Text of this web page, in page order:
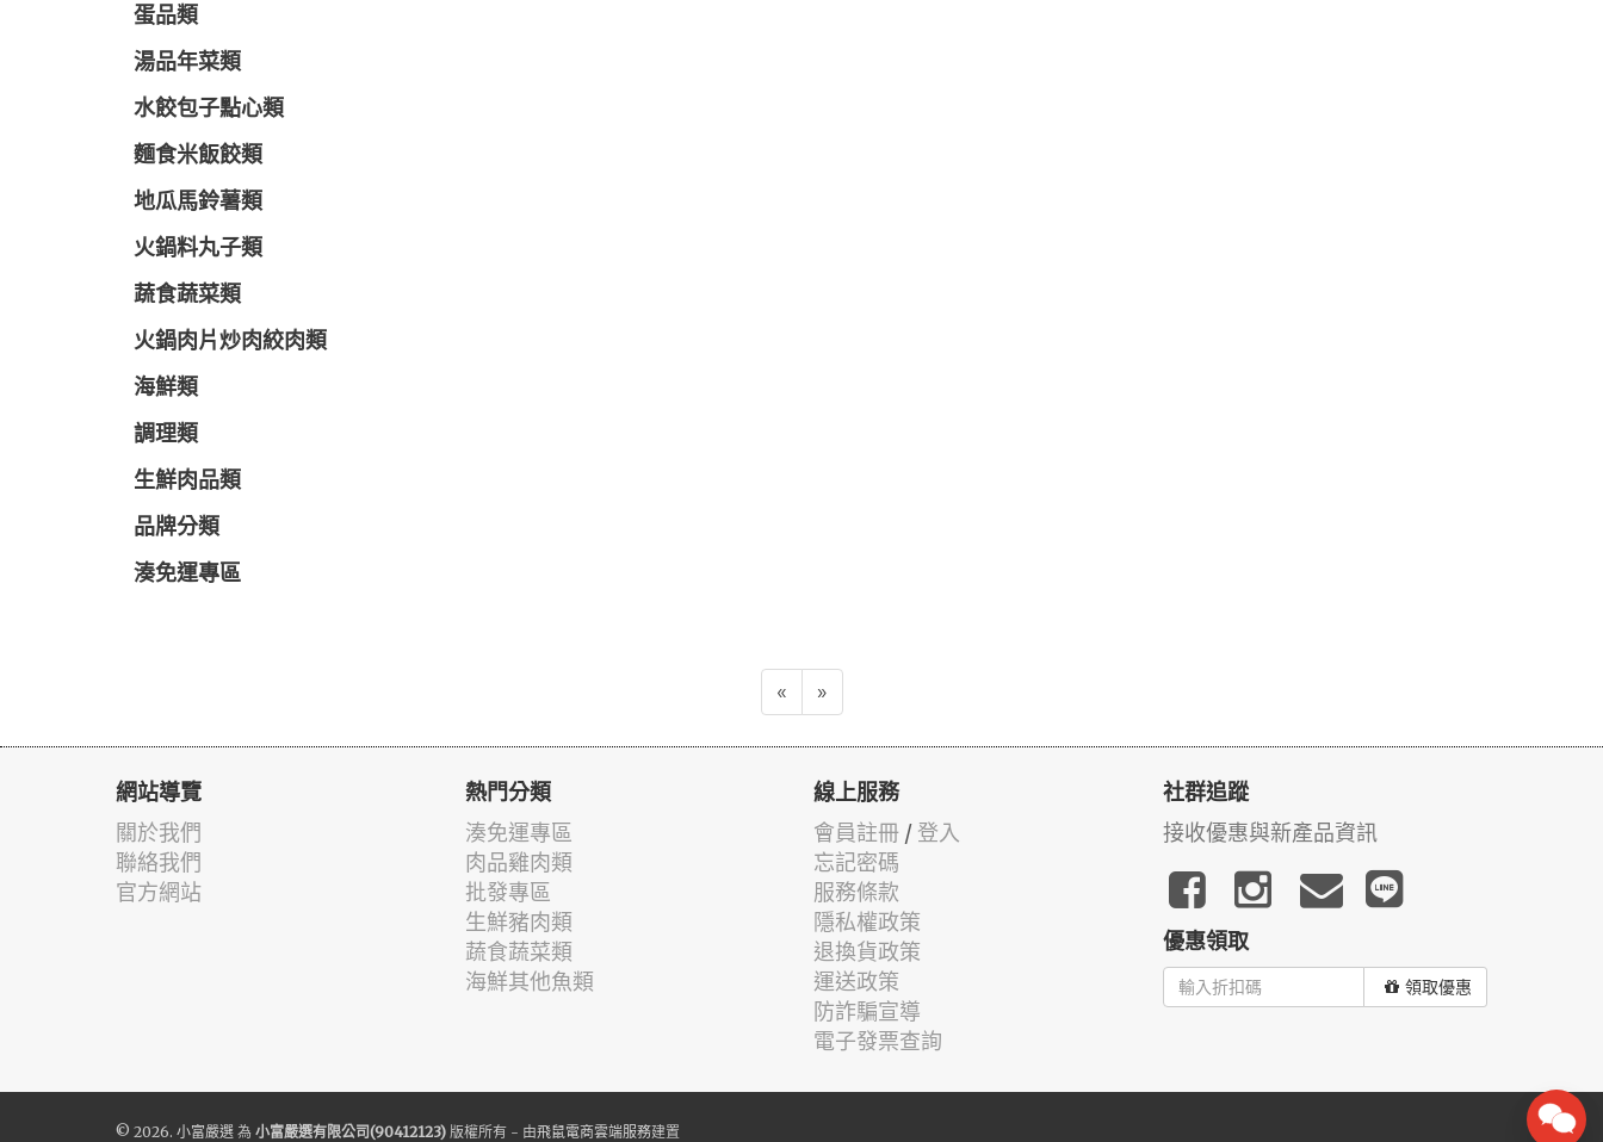
蛋品類
湯品年菜類
水餃包子點心類
麵食米飯餃類
地瓜馬鈴薯類
火鍋料丸子類
蔬食蔬菜類
火鍋肉片炒肉絞肉類
海鮮類
調理類
生鮮肉品類
品牌分類
湊免運專區
« »
網站導覽
關於我們
聯絡我們
官方網站
熱門分類
湊免運專區
肉品雞肉類
批發專區
生鮮豬肉類
蔬食蔬菜類
海鮮其他魚類
線上服務
會員註冊 / 登入
忘記密碼
服務條款
隱私權政策
退換貨政策
運送政策
防詐騙宣導
電子發票查詢
社群追蹤
接收優惠與新產品資訊
優惠領取
領取優惠
© 2026. 小富嚴選 為 小富嚴選有限公司(90412123) 版權所有 - 由飛鼠電商雲端服務建置